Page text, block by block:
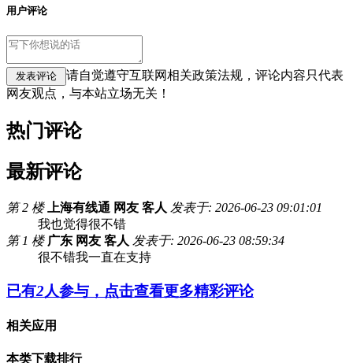
用户评论
请自觉遵守互联网相关政策法规，评论内容只代表
网友观点，与本站立场无关！
热门评论
最新评论
第 2 楼 上海有线通 网友 客人 发表于: 2026-06-23 09:01:01
我也觉得很不错
第 1 楼 广东 网友 客人 发表于: 2026-06-23 08:59:34
很不错我一直在支持
已有2人参与，点击查看更多精彩评论
相关应用
本类下载排行